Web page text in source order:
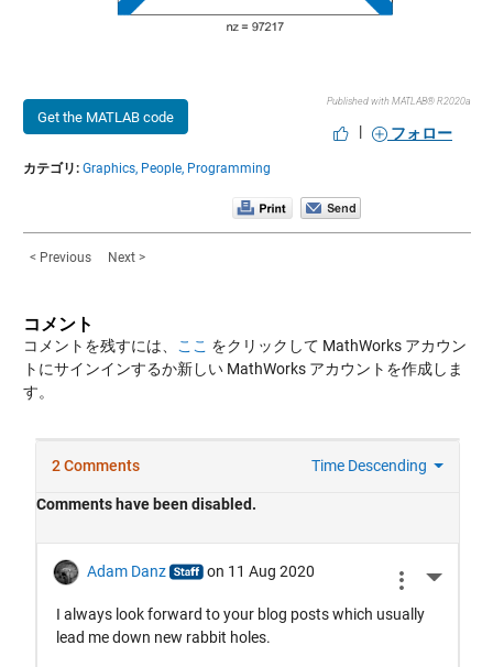
Get the MATLAB code
Published with MATLAB® R2020a
| フォロー
カテゴリ: Graphics, People, Programming
< Previous Next >
コメント
コメントを残すには、 ここ をクリックして MathWorks アカウン
トにサインインするか新しい MathWorks アカウントを作成しま
す。